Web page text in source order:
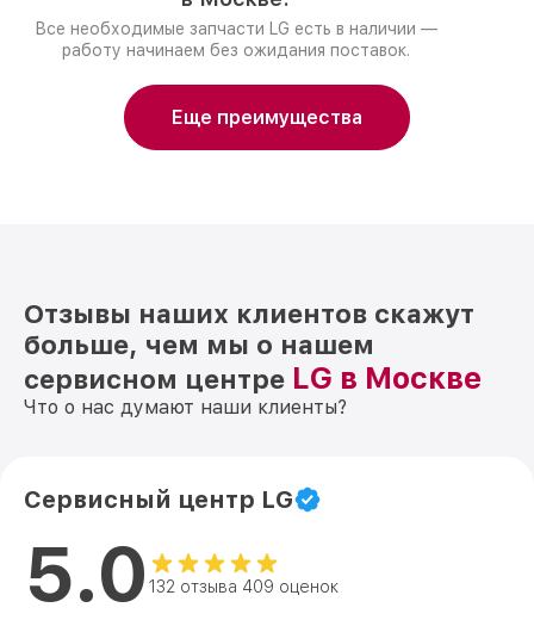
Все необходимые запчасти LG есть в наличии —
работу начинаем без ожидания поставок.
Еще преимущества
Отзывы наших клиентов скажут
больше, чем мы о нашем
сервисном центре LG в Москве
Что о нас думают наши клиенты?
Сервисный центр LG
5.0 132 отзыва 409 оценок